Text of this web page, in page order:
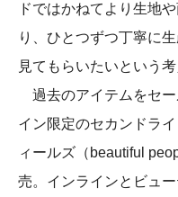
ドではかねてより生地
り、ひとつずつ丁寧に
見てもらいたいという
過去のアイテムをセー
イン限定のセカンドラ
ィールズ（beautiful
売。インラインとビュ